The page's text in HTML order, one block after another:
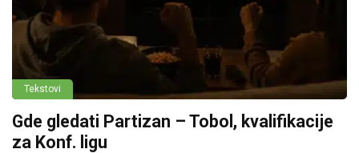
Tekstovi
Gde gledati Partizan – Tobol, kvalifikacije
za Konf. ligu